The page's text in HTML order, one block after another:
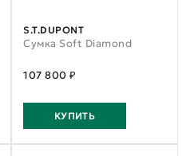
S.T.DUPONT
Сумка Soft Diamond
107 800 ₽
КУПИТЬ